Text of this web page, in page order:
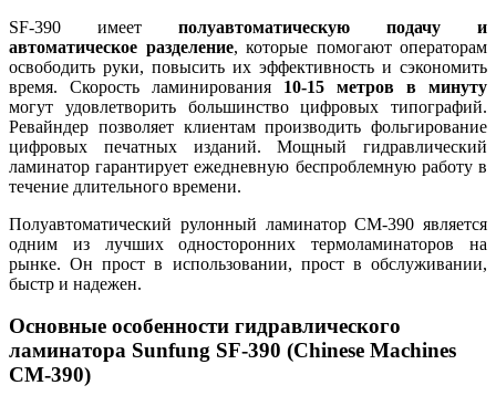
SF-390 имеет полуавтоматическую подачу и
автоматическое разделение, которые помогают операторам
освободить руки, повысить их эффективность и сэкономить
время. Скорость ламинирования 10-15 метров в минуту
могут удовлетворить большинство цифровых типографий.
Ревайндер позволяет клиентам производить фольгирование
цифровых печатных изданий. Мощный гидравлический
ламинатор гарантирует ежедневную беспроблемную работу в
течение длительного времени.
Полуавтоматический рулонный ламинатор CM-390 является
одним из лучших односторонних термоламинаторов на
рынке. Он прост в использовании, прост в обслуживании,
быстр и надежен.
Основные особенности гидравлического
ламинатора Sunfung SF-390 (Chinese Machines
CM-390)